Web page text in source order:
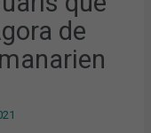
de